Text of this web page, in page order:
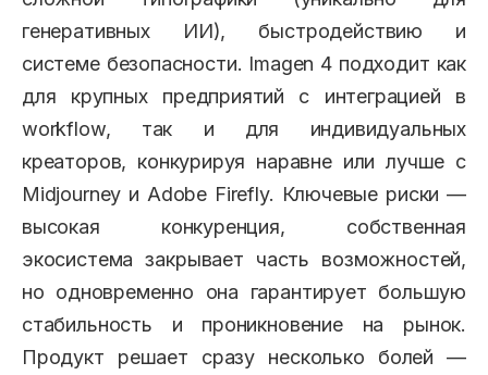
генеративных ИИ), быстродействию и
системе безопасности. Imagen 4 подходит как
для крупных предприятий с интеграцией в
workflow, так и для индивидуальных
креаторов, конкурируя наравне или лучше с
Midjourney и Adobe Firefly. Ключевые риски —
высокая конкуренция, собственная
экосистема закрывает часть возможностей,
но одновременно она гарантирует большую
стабильность и проникновение на рынок.
Продукт решает сразу несколько болей —